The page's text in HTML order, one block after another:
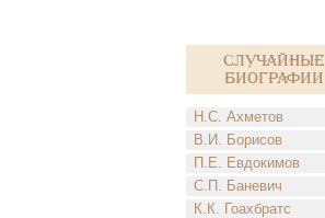
Случайные
биографии
Н.С. Ахметов
В.И. Борисов
П.Е. Евдокимов
С.П. Баневич
К.К. Гоахбратс